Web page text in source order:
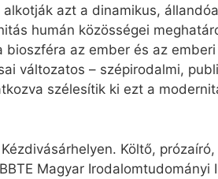
azt a dinamikus,
humán közösségei
bioszféra az ember és az
változatos – szépirodalmi,
szélesítik ki ezt a
Költő,
Magyar Irodalomtudományi